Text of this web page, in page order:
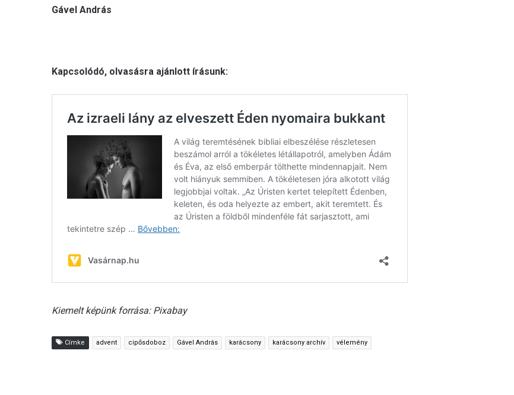
Gável András
Kapcsolódó, olvasásra ajánlott írásunk:
Kiemelt képünk forrása: Pixabay
Címke advent cipősdoboz Gável András karácsony karácsony archív vélemény